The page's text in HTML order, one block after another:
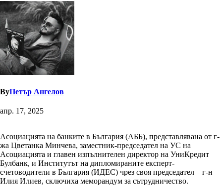
ByПетър Ангелов
апр. 17, 2025
Асоциацията на банките в България (АББ), представлявана от г-
жа Цветанка Минчева, заместник-председател на УС на
Асоциацията и главен изпълнителен директор на УниКредит
Булбанк, и Институтът на дипломираните експерт-
счетоводители в България (ИДЕС) чрез своя председател – г-н
Илия Илиев, сключиха меморандум за сътрудничество.